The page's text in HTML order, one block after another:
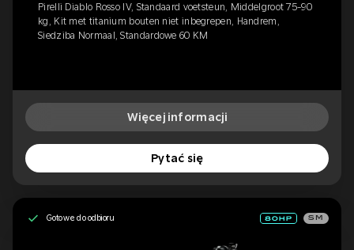
Pirelli Diablo Rosso IV, Standaard voetsteun, Middelgroot 75-90
kg, Kit met titanium bouten niet inbegrepen, Handrem,
Siedziba Normaal, Standardowe 60 KM
Więcej informacji
Pytać się
Gotowe do odbioru SM